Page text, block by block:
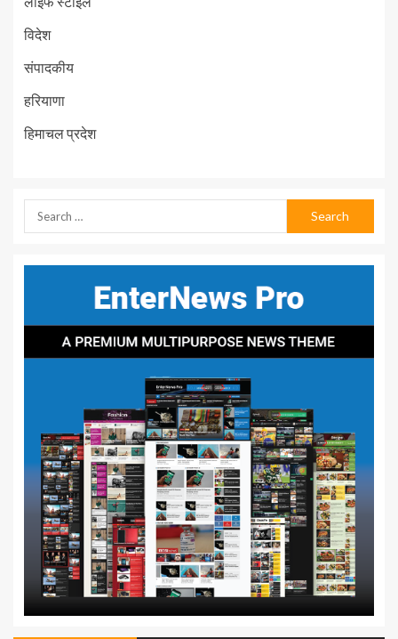
विदेश
संपादकीय
हरियाणा
हिमाचल प्रदेश